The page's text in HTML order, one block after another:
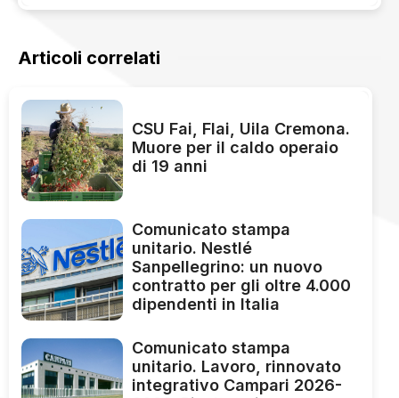
Articoli correlati
CSU Fai, Flai, Uila Cremona.
Muore per il caldo operaio
di 19 anni
Comunicato stampa
unitario. Nestlé
Sanpellegrino: un nuovo
contratto per gli oltre 4.000
dipendenti in Italia
Comunicato stampa
unitario. Lavoro, rinnovato
integrativo Campari 2026-